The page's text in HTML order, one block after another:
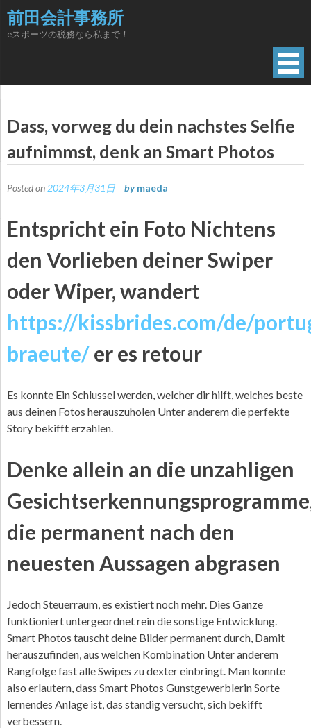
Skip
to
content
前田会計事務所
eスポーツの税務なら私まで！
Dass, vorweg du dein nachstes Selfie
aufnimmst, denk an Smart Photos
Posted on 2024年3月31日 by maeda
Entspricht ein Foto Nichtens
den Vorlieben deiner Swiper
oder Wiper, wandert
https://kissbrides.com/de/
braeute/er es retour
Es konnte Ein Schlussel werden, welcher dir hilft, welches beste
aus deinen Fotos herauszuholen Unter anderem die perfekte
Story bekifft erzahlen.
Denke allein an die unzahligen
die permanent nach den
neuesten Aussagen abgrasen
Jedoch Steuerraum, es existiert noch mehr. Dies Ganze
funktioniert untergeordnet rein die sonstige Entwicklung.
Smart Photos tauscht deine Bilder permanent durch, Damit
herauszufinden, aus welchen Kombination Unter anderem
Rangfolge fast alle Swipes zu dexter einbringt. Man konnte
also erlautern, dass Smart Photos Gunstgewerblerin Sorte
lernendes Anlage ist, das standig versucht, sich bekifft
verbessern.